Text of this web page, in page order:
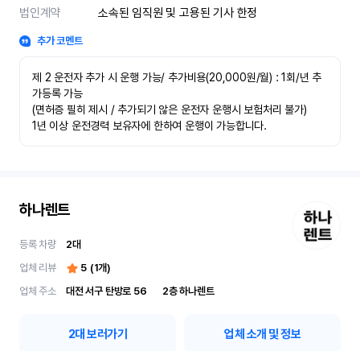
법인계약
소속된 임직원 및 고용된 기사 한정
추가 코멘트
제 2 운전자 추가 시 운행 가능/ 추가비용(20,000원/월) : 1회/년 추
가등록 가능
(면허증 필히 제시 / 추가되기 않은 운전자 운행시 보험처리 불가)
1년 이상 운전경력 보유자에 한하여 운행이 가능합니다.
하나렌트
등록 차량 2대
업체 리뷰
5 (1개)
업체 주소
대전 서구 탄방로 56	2층 하나렌트
2대 보러가기 업체 소개 및 정보